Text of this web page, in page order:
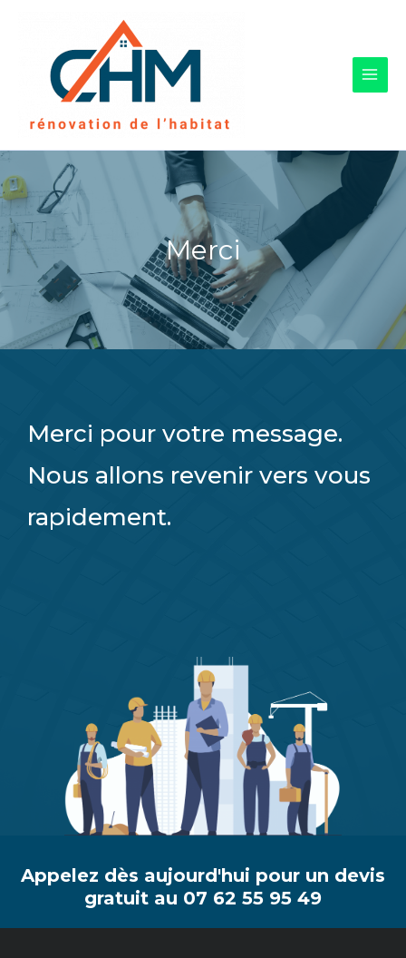
Merci
Merci pour votre message.
Nous allons revenir vers vous
rapidement.
Appelez dès aujourd'hui pour un devis
gratuit au 07 62 55 95 49